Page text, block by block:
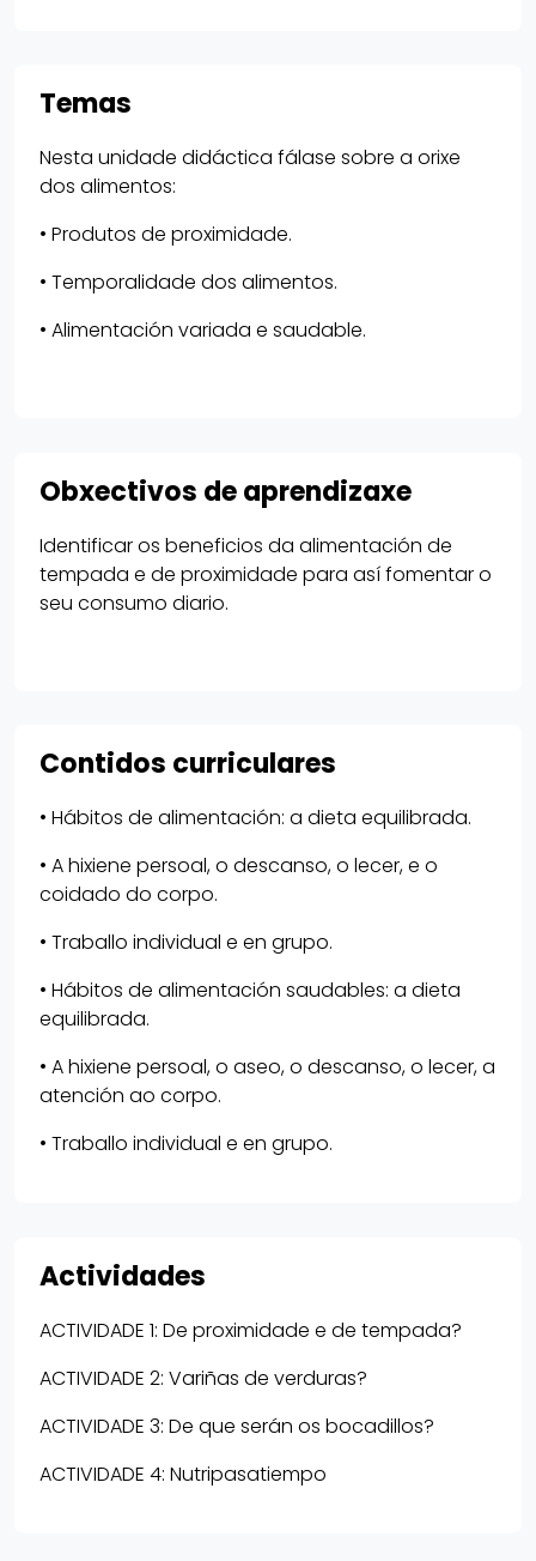
Temas
Nesta unidade didáctica fálase sobre a orixe
dos alimentos:
• Produtos de proximidade.
• Temporalidade dos alimentos.
• Alimentación variada e saudable.
Obxectivos de aprendizaxe
Identificar os beneficios da alimentación de
tempada e de proximidade para así fomentar o
seu consumo diario.
Contidos curriculares
• Hábitos de alimentación: a dieta equilibrada.
• A hixiene persoal, o descanso, o lecer, e o
coidado do corpo.
• Traballo individual e en grupo.
• Hábitos de alimentación saudables: a dieta
equilibrada.
• A hixiene persoal, o aseo, o descanso, o lecer, a
atención ao corpo.
• Traballo individual e en grupo.
Actividades
ACTIVIDADE 1: De proximidade e de tempada?
ACTIVIDADE 2: Variñas de verduras?
ACTIVIDADE 3: De que serán os bocadillos?
ACTIVIDADE 4: Nutripasatiempo